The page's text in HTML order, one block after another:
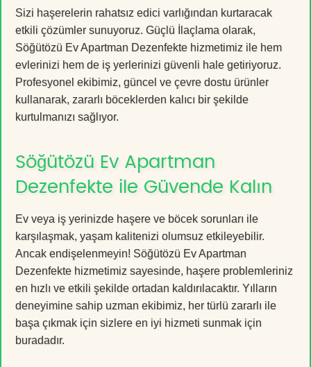
Sizi haşerelerin rahatsız edici varlığından kurtaracak
etkili çözümler sunuyoruz. Güçlü İlaçlama olarak,
Söğütözü Ev Apartman Dezenfekte hizmetimiz ile hem
evlerinizi hem de iş yerlerinizi güvenli hale getiriyoruz.
Profesyonel ekibimiz, güncel ve çevre dostu ürünler
kullanarak, zararlı böceklerden kalıcı bir şekilde
kurtulmanızı sağlıyor.
Söğütözü Ev Apartman
Dezenfekte ile Güvende Kalın
Ev veya iş yerinizde haşere ve böcek sorunları ile
karşılaşmak, yaşam kalitenizi olumsuz etkileyebilir.
Ancak endişelenmeyin! Söğütözü Ev Apartman
Dezenfekte hizmetimiz sayesinde, haşere problemleriniz
en hızlı ve etkili şekilde ortadan kaldırılacaktır. Yılların
deneyimine sahip uzman ekibimiz, her türlü zararlı ile
başa çıkmak için sizlere en iyi hizmeti sunmak için
buradadır.